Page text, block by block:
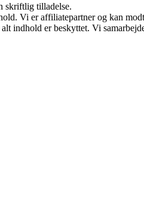
skriftlig tilladelse.
Vi er affiliatepartner og kan
indhold er beskyttet. Vi